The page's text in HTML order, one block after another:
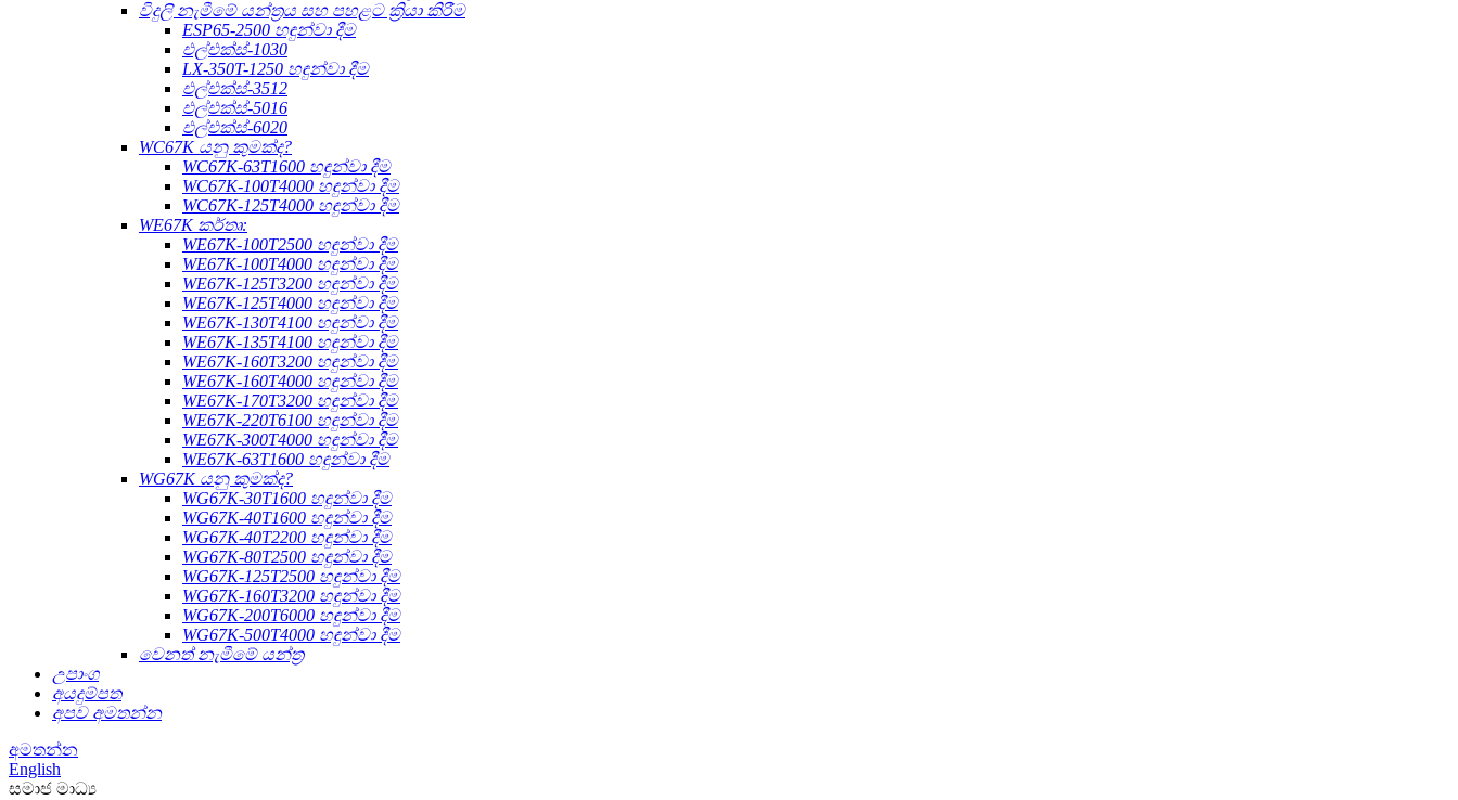
විදුලි නැමීමේ යන්ත්‍රය සහ පහළට ක්‍රියා කිරීම
ESP65-2500 හඳුන්වා දීම
එල්එක්ස්-1030
LX-350T-1250 හඳුන්වා දීම
එල්එක්ස්-3512
එල්එක්ස්-5016
එල්එක්ස්-6020
WC67K යනු කුමක්ද?
WC67K-63T1600 හඳුන්වා දීම
WC67K-100T4000 හඳුන්වා දීම
WC67K-125T4000 හඳුන්වා දීම
WE67K කර්තෘ:
WE67K-100T2500 හඳුන්වා දීම
WE67K-100T4000 හඳුන්වා දීම
WE67K-125T3200 හඳුන්වා දීම
WE67K-125T4000 හඳුන්වා දීම
WE67K-130T4100 හඳුන්වා දීම
WE67K-135T4100 හඳුන්වා දීම
WE67K-160T3200 හඳුන්වා දීම
WE67K-160T4000 හඳුන්වා දීම
WE67K-170T3200 හඳුන්වා දීම
WE67K-220T6100 හඳුන්වා දීම
WE67K-300T4000 හඳුන්වා දීම
WE67K-63T1600 හඳුන්වා දීම
WG67K යනු කුමක්ද?
WG67K-30T1600 හඳුන්වා දීම
WG67K-40T1600 හඳුන්වා දීම
WG67K-40T2200 හඳුන්වා දීම
WG67K-80T2500 හඳුන්වා දීම
WG67K-125T2500 හඳුන්වා දීම
WG67K-160T3200 හඳුන්වා දීම
WG67K-200T6000 හඳුන්වා දීම
WG67K-500T4000 හඳුන්වා දීම
වෙනත් නැමීමේ යන්ත්‍ර
උපාංග
අයදුම්පත
අපව අමතන්න
අමතන්න
English
සමාජ මාධ්‍ය